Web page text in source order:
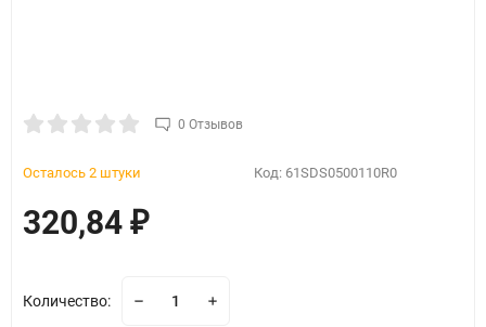
0 Отзывов
Код: 61SDS0500110R0
Осталось 2 штуки
320,84 ₽
Количество: